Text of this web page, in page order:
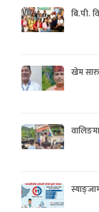
बि.पी.
खेम